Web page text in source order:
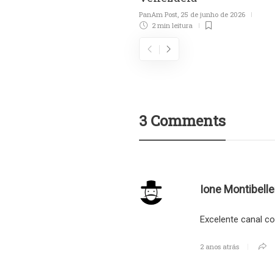
PanAm Post, 25 de junho de 2026
2 min leitura
3 Comments
Ione
Excelente canal
2 anos atrás